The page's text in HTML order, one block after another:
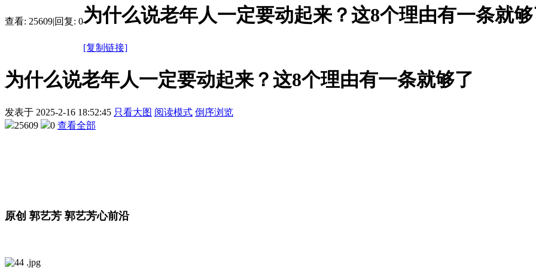
查看: 25609|回复: 0为什么说老年人一定要动起来？这8个理由有一条就
[复制链接]
为什么说老年人一定要动起来？这8个理由有一条就够了
发表于 2025-2-16 18:52:45 只看大图 阅读模式 倒序浏览
25609
0 查看全部
原创 郭艺芳 郭艺芳心前沿